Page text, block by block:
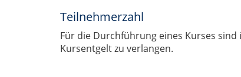
Teilnehmerzahl
Für die Durchführung eines Kurses
Kursentgelt zu verlangen.